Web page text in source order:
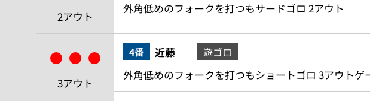
2アウト
外角低めのフォークを打つもサードゴロ 2アウト
3アウト
4番 近藤 遊ゴロ
外角低めのフォークを打つもショートゴロ 3アウトゲ